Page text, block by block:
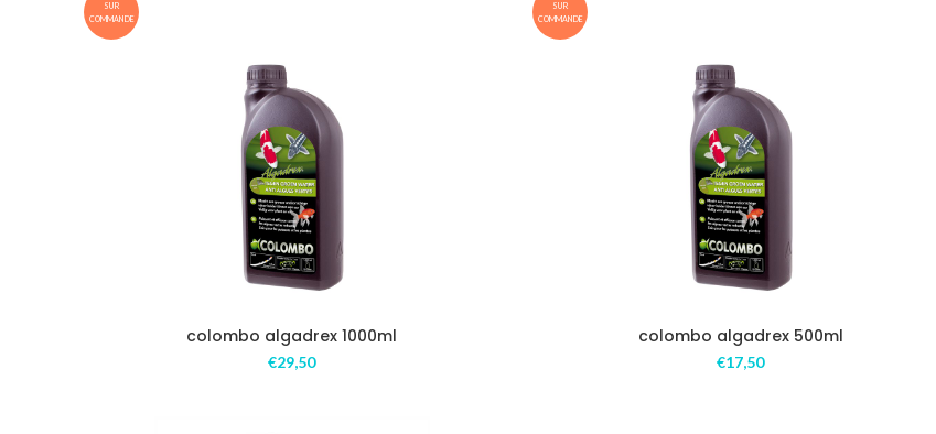
SUR
COMMANDE
colombo algadrex 1000ml
€29,50
SUR
COMMANDE
colombo algadrex 500ml
€17,50